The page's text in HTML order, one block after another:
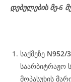
დებულების მე-6
საქმეზე N952/
საარბიტრაჟო
მოპასუხის